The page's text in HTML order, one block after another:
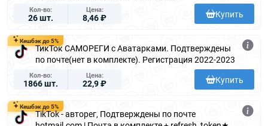
Применить фильтр
Кол-во
26 шт.
Цена
8,46 ₽ Купить
Кешбэк до 5%
ТикТок САМОРЕГИ с Аватарками. Подтверждены
по почте(нет в комплекте). Регистрация 2022-2023
Кол-во
1866 шт.
Цена
22,9 ₽ Купить
Кешбэк до 5%
TikTok - авторег, Подтверждены по почте